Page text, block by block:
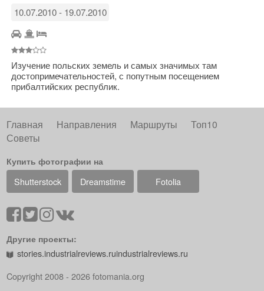
10.07.2010 - 19.07.2010
Изучение польских земель и самых значимых там
достопримечательностей, с попутным посещением
прибалтийских республик.
Главная Направления Маршруты
Топ10
Советы
Купить фотографии на
Shutterstock Dreamstime Fotolia
Другие проекты:
stories.industrialreviews.ruindustrialreviews.ru
Copyright 2008 - 2026 fotomania.org